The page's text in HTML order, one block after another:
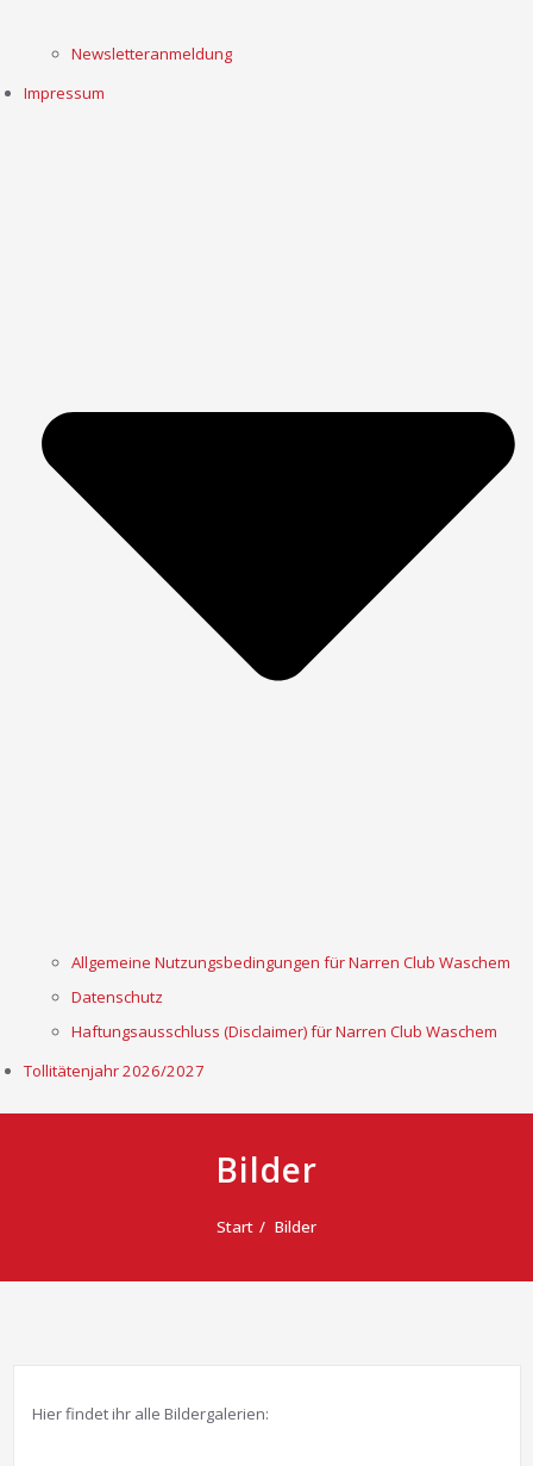
Newsletteranmeldung
Impressum
Allgemeine Nutzungsbedingungen für Narren Club Waschem
Datenschutz
Haftungsausschluss (Disclaimer) für Narren Club Waschem
Tollitätenjahr 2026/2027
Bilder
Start Bilder
Hier findet ihr alle Bildergalerien: